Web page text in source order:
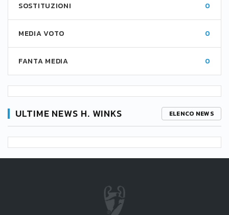
SOSTITUZIONI 0
MEDIA VOTO 0
FANTA MEDIA 0
ULTIME NEWS H. WINKS ELENCO NEWS